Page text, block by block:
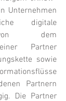
Unternehmen
digitale
von dem
Partner
sowie
Partnern
Die Partner